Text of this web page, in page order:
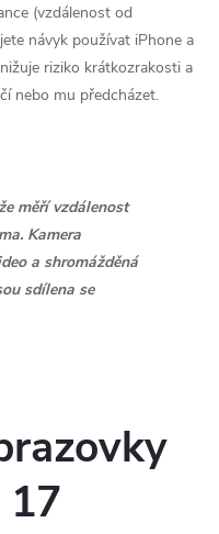
(vzdálenost od
návyk používat iPhone a
riziko krátkozrakosti a
nebo mu předcházet.
měří vzdálenost
Kamera
a shromážděná
sdílena se